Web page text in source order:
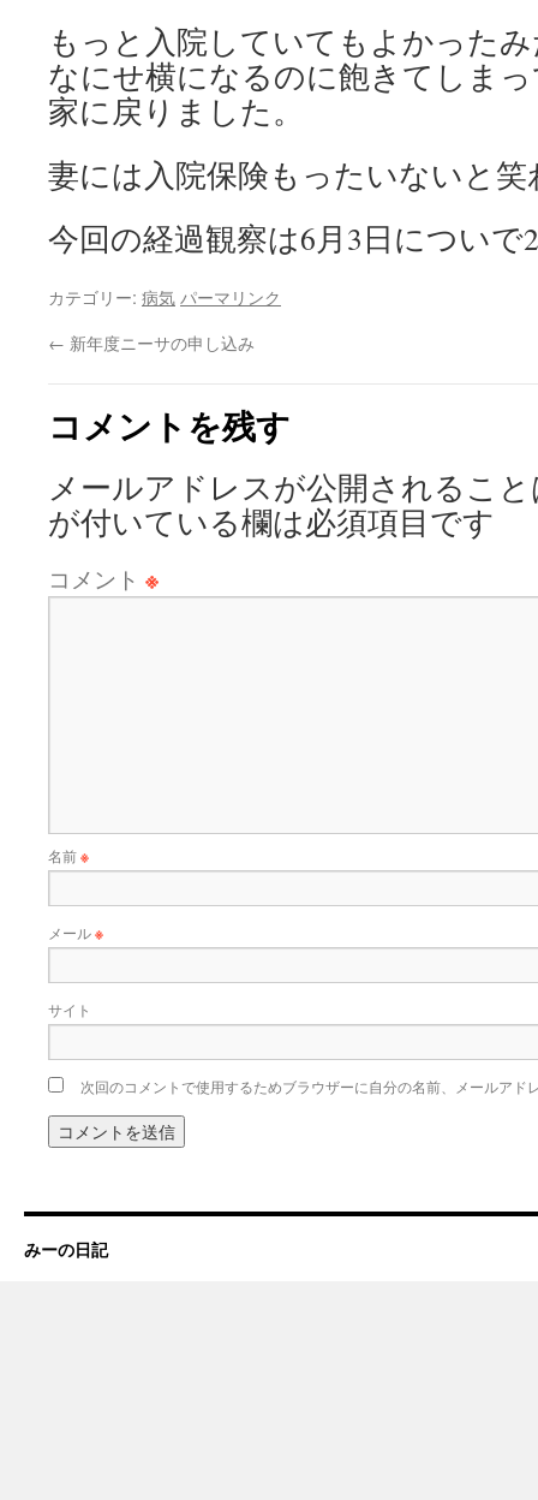
もっと入院していてもよかった
なにせ横になるのに飽きてしま
家に戻りました。
妻には入院保険もったいないと
今回の経過観察は6月3日についで
カテゴリー: 病気 パーマリンク
← 新年度ニーサの申し込み
コメントを残す
メールアドレスが公開されるこ
が付いている欄は必須項目です
コメント ※
名前※
メール※
サイト
次回のコメントで使用するためブラウザーに自分の名前、メールアド
みーの日記